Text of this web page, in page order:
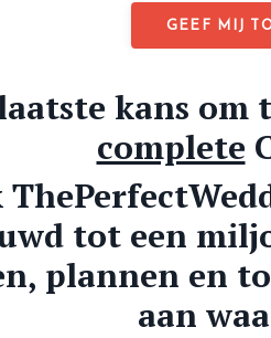
GEEF MIJ
kans om
complete
tot een
plannen en
aan